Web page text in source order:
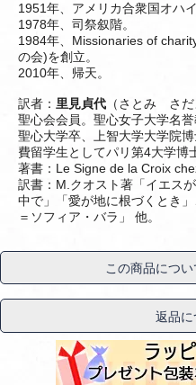
1951年、アメリカ合衆国オハ
1978年、司祭叙階。
1984年、Missionaries of
の会)を創立。
2010年、帰天。
訳者： 里見貞代 （さとみ さだ
聖心会会員。聖心女子大学名誉
聖心大学卒、上智大学大学院
費留学生としてパリ第4大学博
著書：Le Signe de la Croix
訳書：M.クオスト著「イエス
中で」「愛が地に根づくとき
＝ソフィア・バラ」 他。
この商品につ
返品に